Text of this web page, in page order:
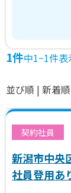
1件中1~1件表
並び順 | 新着順
契約社員
新潟市中央
社員登用あ